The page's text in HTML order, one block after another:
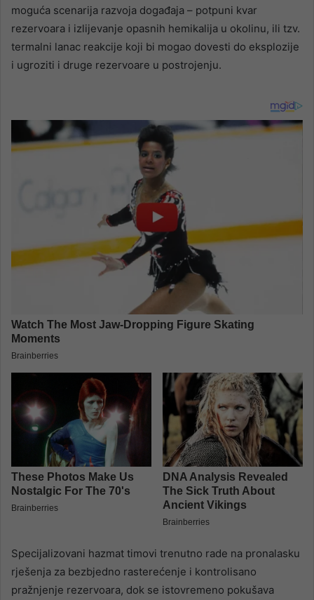
moguća scenarija razvoja događaja – potpuni kvar
rezervoara i izlijevanje opasnih hemikalija u okolinu, ili tzv.
termalni lanac reakcije koji bi mogao dovesti do eksplozije
i ugroziti i druge rezervoare u postrojenju.
Specijalizovani hazmat timovi trenutno rade na pronalasku
rješenja za bezbjedno rasterećenje i kontrolisano
pražnjenje rezervoara, dok se istovremeno pokušava